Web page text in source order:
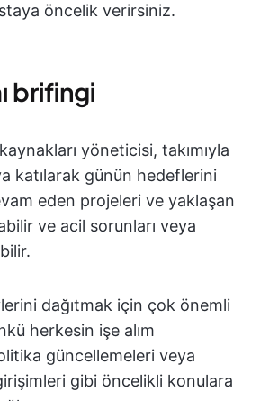
öncelik verirsiniz.
brifingi
yöneticisi, takımıyla
katılarak günün hedeflerini
eden projeleri ve yaklaşan
ve acil sorunları veya
dağıtmak için çok önemli
herkesin işe alım
güncellemeleri veya
girişimleri gibi öncelikli konulara